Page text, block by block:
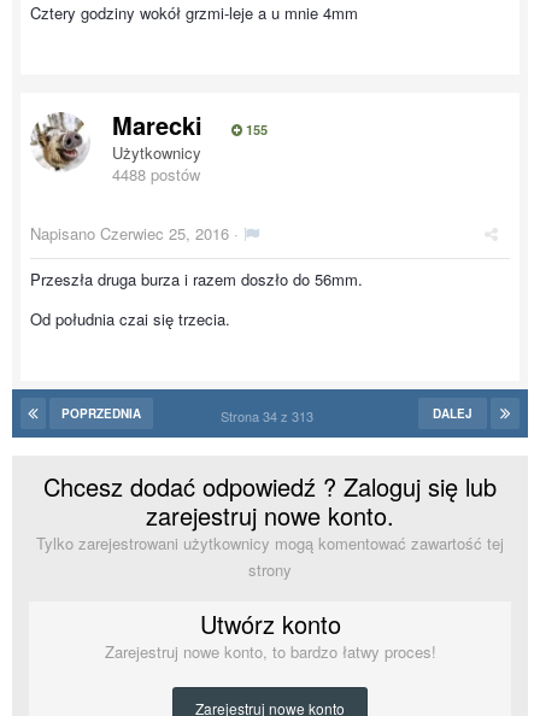
Cztery godziny wokół grzmi-leje a u mnie 4mm
Marecki 155
Użytkownicy
4488 postów
Napisano Czerwiec 25, 2016 ·
Przeszła druga burza i razem doszło do 56mm.
Od południa czai się trzecia.
POPRZEDNIA DALEJ
Strona 34 z 313
Chcesz dodać odpowiedź ? Zaloguj się lub
zarejestruj nowe konto.
Tylko zarejestrowani użytkownicy mogą komentować zawartość tej
strony
Utwórz konto
Zarejestruj nowe konto, to bardzo łatwy proces!
Zarejestruj nowe konto